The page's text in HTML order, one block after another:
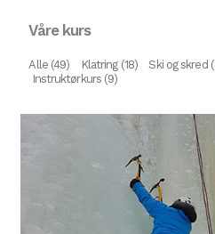
Våre kurs
Alle (49) Klatring (18) Ski og skred
Instruktørkurs (9)